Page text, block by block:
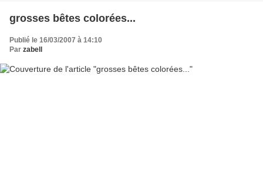
grosses bêtes colorées...
Publié le 16/03/2007 à 14:10
Par zabell